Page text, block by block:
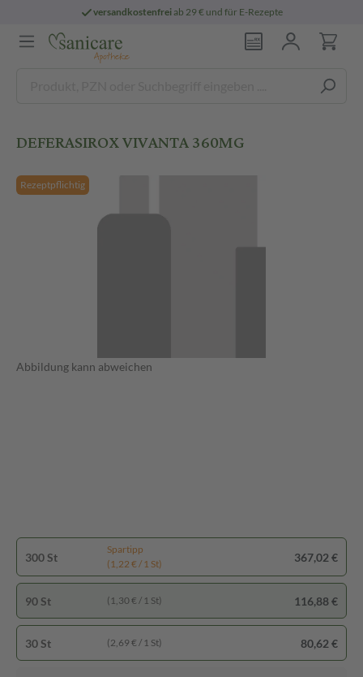
versandkostenfreiab 29 € und für E-Rezepte
DEFERASIROX VIVANTA 360MG
Rezeptpflichtig
Abbildung kann abweichen
300 St
Spartipp
(1,22 € / 1 St)
367,02 €
90 St (1,30 € / 1 St) 116,88 €
30 St (2,69 € / 1 St) 80,62 €